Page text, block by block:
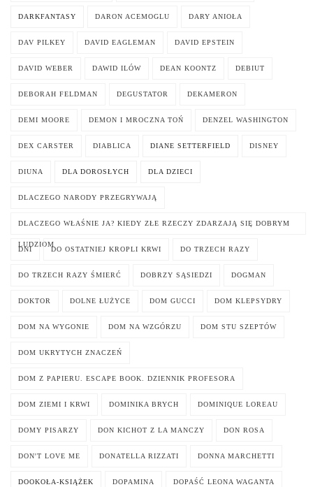
DARKFANTASY DARON ACEMOGLU DARY ANIOŁA
DAV PILKEY DAVID EAGLEMAN DAVID EPSTEIN
DAVID WEBER DAWID ILÓW DEAN KOONTZ DEBIUT
DEBORAH FELDMAN DEGUSTATOR DEKAMERON
DEMI MOORE DEMON I MROCZNA TOŃ DENZEL WASHINGTON
DEX CARSTER DIABLICA DIANE SETTERFIELD DISNEY
DIUNA DLA DOROSŁYCH DLA DZIECI
DLACZEGO NARODY PRZEGRYWAJĄ
DLACZEGO WŁAŚNIE JA? KIEDY ZŁE RZECZY ZDARZAJĄ SIĘ DOBRYM
LUDZIOM
DNI DO OSTATNIEJ KROPLI KRWI DO TRZECH RAZY
DO TRZECH RAZY ŚMIERĆ DOBRZY SĄSIEDZI DOGMAN
DOKTOR DOLNE ŁUŻYCE DOM GUCCI DOM KLEPSYDRY
DOM NA WYGONIE DOM NA WZGÓRZU DOM STU SZEPTÓW
DOM UKRYTYCH ZNACZEŃ
DOM Z PAPIERU. ESCAPE BOOK. DZIENNIK PROFESORA
DOM ZIEMI I KRWI DOMINIKA BRYCH DOMINIQUE LOREAU
DOMY PISARZY DON KICHOT Z LA MANCZY DON ROSA
DON'T LOVE ME DONATELLA RIZZATI DONNA MARCHETTI
DOOKOŁA-KSIĄŻEK DOPAMINA DOPAŚĆ LEONA WAGANTA